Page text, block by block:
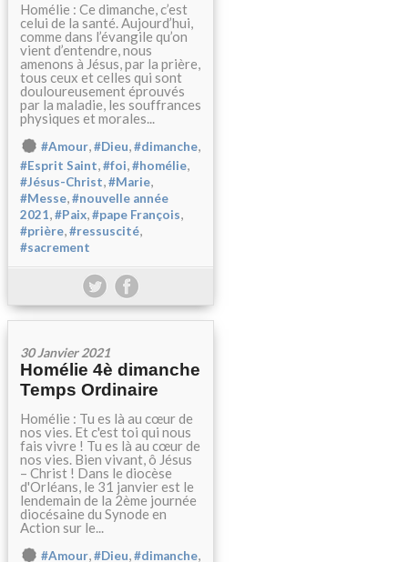
Homélie : Ce dimanche, c’est
celui de la santé. Aujourd’hui,
comme dans l’évangile qu’on
vient d’entendre, nous
amenons à Jésus, par la prière,
tous ceux et celles qui sont
douloureusement éprouvés
par la maladie, les souffrances
physiques et morales...
#Amour,#Dieu,#dimanche,
#Esprit Saint,#foi,#homélie,
#Jésus-Christ,#Marie,
#Messe,#nouvelle année
2021,#Paix,#pape François,
#prière,#ressuscité,
#sacrement
30 Janvier 2021
Homélie 4è dimanche
Temps Ordinaire
Homélie : Tu es là au cœur de
nos vies. Et c'est toi qui nous
fais vivre ! Tu es là au cœur de
nos vies. Bien vivant, ô Jésus
– Christ ! Dans le diocèse
d'Orléans, le 31 janvier est le
lendemain de la 2ème journée
diocésaine du Synode en
Action sur le...
#Amour,#Dieu,#dimanche,